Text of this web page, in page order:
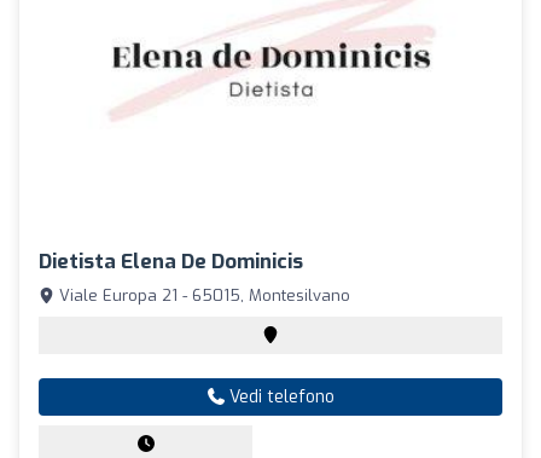
Dietista Elena De Dominicis
Viale Europa 21 - 65015, Montesilvano
Vedi telefono